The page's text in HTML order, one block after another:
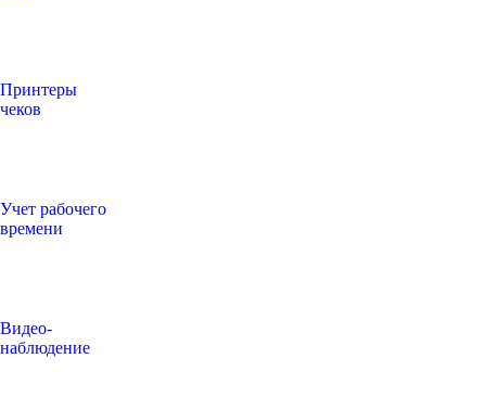
Принтеры
чеков
Учет рабочего
времени
Видео‑
наблюдение